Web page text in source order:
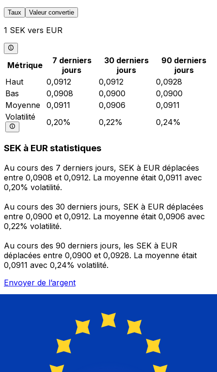
Taux Valeur convertie
1 SEK vers EUR
Métrique
7 derniers
jours
30 derniers
jours
90 derniers
jours
Haut
0,0912 0,0912
0,0928
Bas
0,0908 0,0900
0,0900
Moyenne
0,0911 0,0906
0,0911
Volatilité
0,20% 0,22% 0,24%
SEK à EUR statistiques
Au cours des 7 derniers jours, SEK à EUR déplacées
entre 0,0908 et 0,0912. La moyenne était 0,0911 avec
0,20% volatilité.
Au cours des 30 derniers jours, SEK à EUR déplacées
entre 0,0900 et 0,0912. La moyenne était 0,0906 avec
0,22% volatilité.
Au cours des 90 derniers jours, les SEK à EUR
déplacées entre 0,0900 et 0,0928. La moyenne était
0,0911 avec 0,24% volatilité.
Envoyer de l’argent
L'application Xe réunit toutes les fonctionnalités
nécessaires pour vos transferts d'argent internationaux
et la gestion de vos devises. Convertissez des devises,